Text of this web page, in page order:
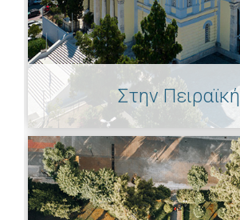
Στην Πειραϊκή